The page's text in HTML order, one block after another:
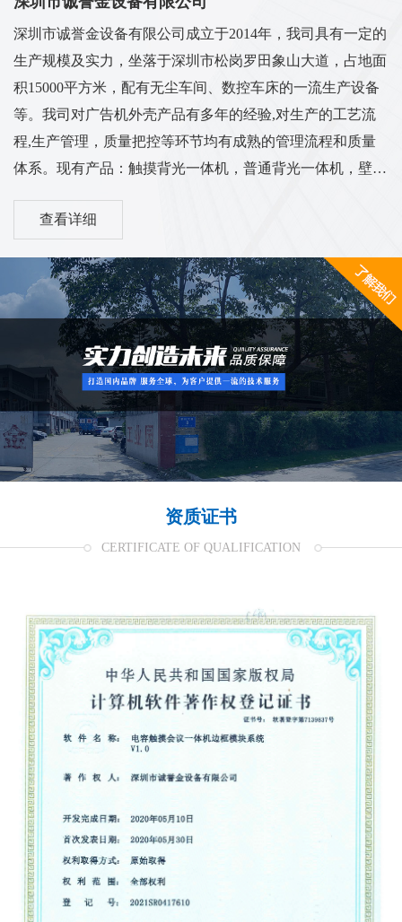
深圳市诚誉金设备有限公司成立于2014年，我司具有一定的
生产规模及实力，坐落于深圳市松岗罗田象山大道，占地面
积15000平方米，配有无尘车间、数控车床的一流生产设备
等。我司对广告机外壳产品有多年的经验,对生产的工艺流
程,生产管理，质量把控等环节均有成熟的管理流程和质量
体系。现有产品：触摸背光一体机，普通背光一体机，壁挂
广告机，机壳套料等多系列外壳...
查看详细
资质证书
CERTIFICATE OF QUALIFICATION